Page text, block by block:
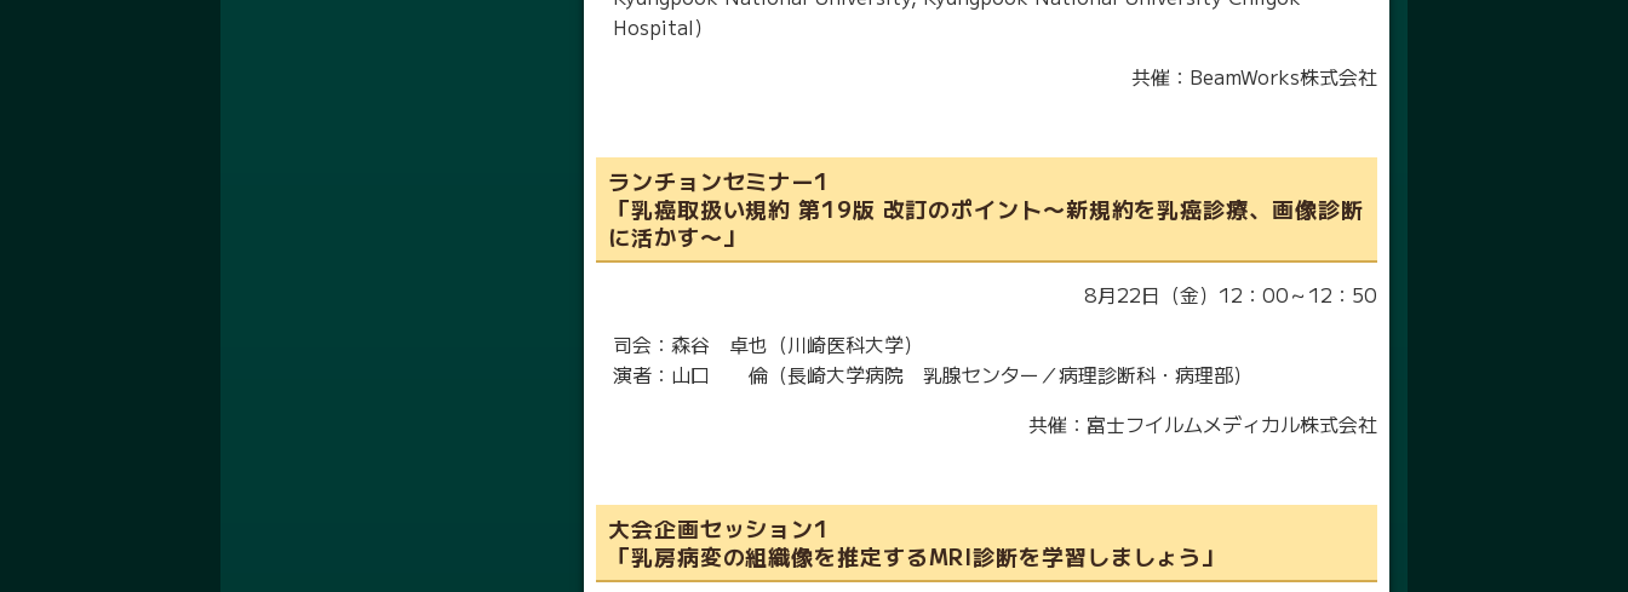
Hospital）
共催：BeamWorks株式会社
ランチョンセミナー1
「乳癌取扱い規約 第19版 改訂のポイント〜新規約を乳癌診療、画像診断
に活かす〜」
8月22日（金）12：00～12：50
司会：森谷 卓也（川崎医科大学）
演者：山口 倫（長崎大学病院 乳腺センター／病理診断科・病理部）
共催：富士フイルムメディカル株式会社
大会企画セッション1
「乳房病変の組織像を推定するMRI診断を学習しましょう」